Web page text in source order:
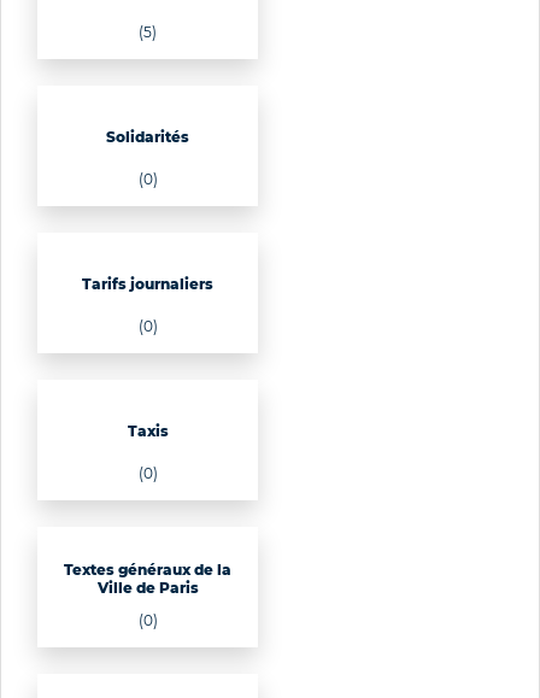
(5)
Solidarités
(0)
Tarifs journaliers
(0)
Taxis
(0)
Textes généraux de la
Ville de Paris
(0)